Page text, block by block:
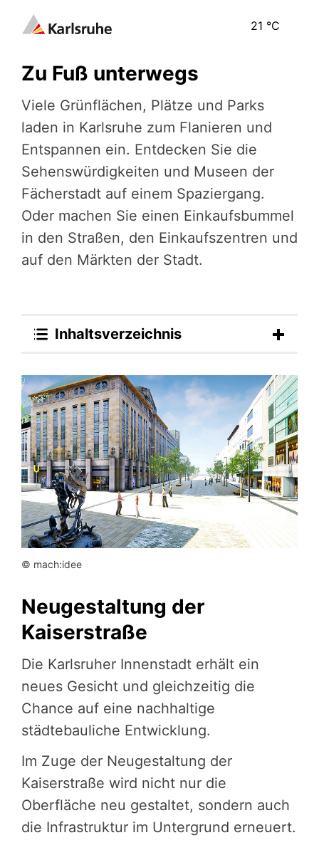
21 °C
Zu Fuß unterwegs
Viele Grünflächen, Plätze und Parks
laden in Karlsruhe zum Flanieren und
Entspannen ein. Entdecken Sie die
Sehenswürdigkeiten und Museen der
Fächerstadt auf einem Spaziergang.
Oder machen Sie einen Einkaufsbummel
in den Straßen, den Einkaufszentren und
auf den Märkten der Stadt.
Inhaltsverzeichnis
© mach:idee
Neugestaltung der
Kaiserstraße
Die Karlsruher Innenstadt erhält ein
neues Gesicht und gleichzeitig die
Chance auf eine nachhaltige
städtebauliche Entwicklung.
Im Zuge der Neugestaltung der
Kaiserstraße wird nicht nur die
Oberfläche neu gestaltet, sondern auch
die Infrastruktur im Untergrund erneuert.